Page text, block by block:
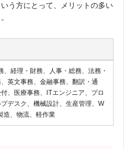
う方にとって、メリットの多い
経理・財務、人事・総務、法務・
英文事務、金融事務、翻訳・通
、医療事務、ITエンジニア、プロ
デスク、機械設計、生産管理、W
造、物流、軽作業